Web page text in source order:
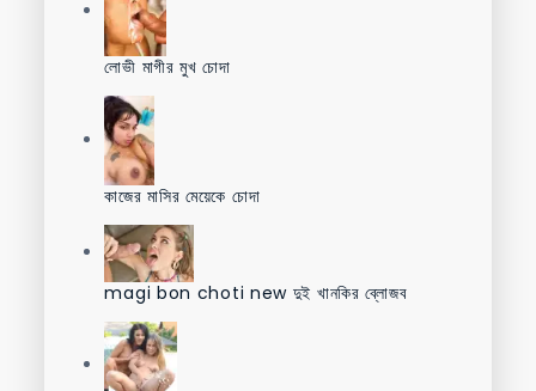
লোভী মাগীর মুখ চোদা
কাজের মাসির মেয়েকে চোদা
magi bon choti new দুই খানকির ব্লোজব